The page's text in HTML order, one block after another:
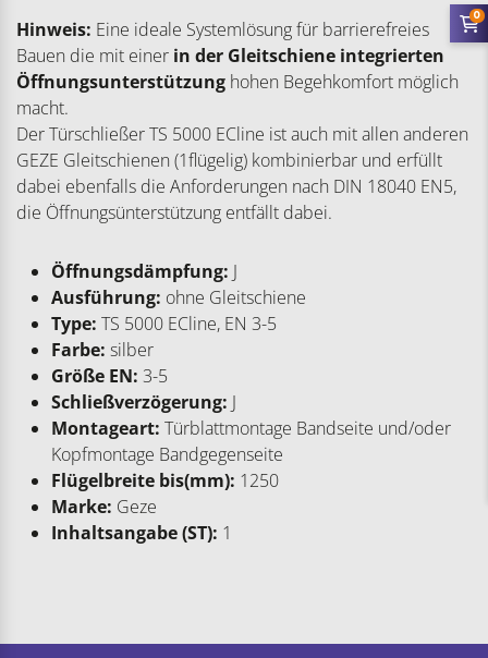
Hinweis: Eine ideale Systemlösung für barrierefreies
Bauen die mit einer in der Gleitschiene integrierten
Öffnungsunterstützung hohen Begehkomfort möglich
macht.
Der Türschließer TS 5000 ECline ist auch mit allen anderen
GEZE Gleitschienen (1flügelig) kombinierbar und erfüllt
dabei ebenfalls die Anforderungen nach DIN 18040 EN5,
die Öffnungsünterstützung entfällt dabei.
Öffnungsdämpfung: J
Ausführung: ohne Gleitschiene
Type: TS 5000 ECline, EN 3-5
Farbe: silber
Größe EN: 3-5
Schließverzögerung: J
Montageart: Türblattmontage Bandseite und/oder
Kopfmontage Bandgegenseite
Flügelbreite bis(mm): 1250
Marke: Geze
Inhaltsangabe (ST): 1
0